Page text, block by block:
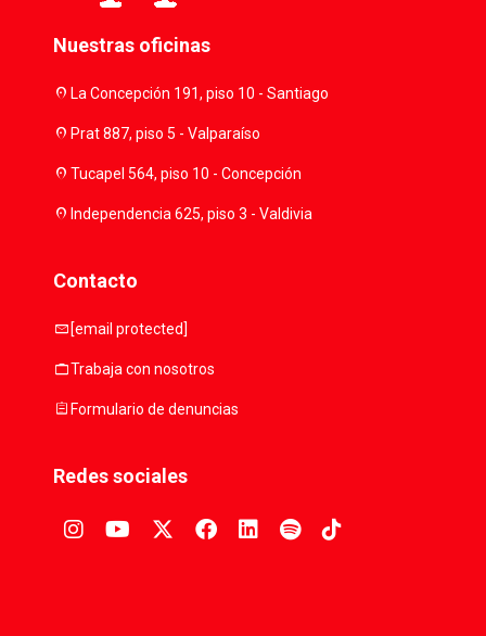
Nuestras oficinas
location_onLa Concepción 191, piso 10 - Santiago
location_onPrat 887, piso 5 - Valparaíso
location_onTucapel 564, piso 10 - Concepción
location_onIndependencia 625, piso 3 - Valdivia
Contacto
mail [email protected]
workTrabaja con nosotros
assignmentFormulario de denuncias
Redes sociales